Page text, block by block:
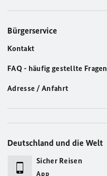
Bürgerservice
Kontakt
FAQ - häufig gestellte Fragen
Adresse / Anfahrt
Deutschland und die Welt
Sicher Reisen
App